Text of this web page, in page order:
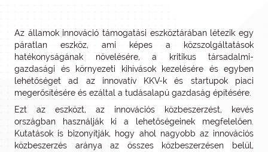
Az államok innováció támogatási eszköztárában létezik egy
páratlan eszköz, ami képes a közszolgáltatások
hatékonyságának növelésére, a kritikus társadalmi-
gazdasági és környezeti kihívások kezelésére és egyben
lehetőséget ad az innovatív KKV-k és startupok piaci
megerősítésére és ezáltal a tudásalapú gazdaság építésére.
Ezt az eszközt, az innovációs közbeszerzést, kevés
országban használják ki a lehetőségeinek megfelelően.
Kutatások is bizonyítják, hogy ahol nagyobb az innovációs
közbeszerzés aránya az összes közbeszerzésen belül,